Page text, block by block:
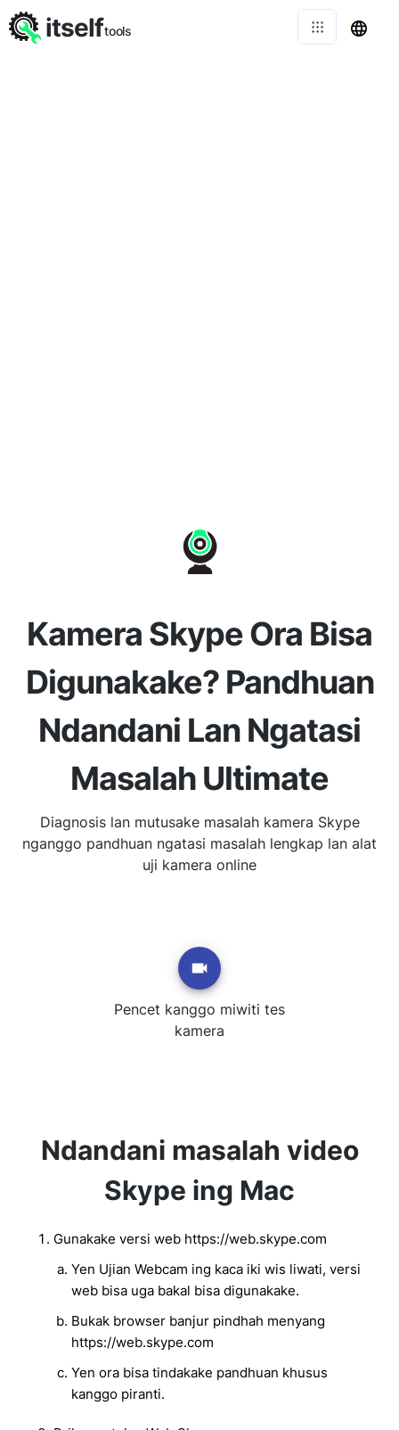
Kamera Skype Ora Bisa
Digunakake? Pandhuan
Ndandani Lan Ngatasi
Masalah Ultimate
Diagnosis lan mutusake masalah kamera Skype
nganggo pandhuan ngatasi masalah lengkap lan alat
uji kamera online
Pencet kanggo miwiti tes
kamera
Ndandani masalah video
Skype ing Mac
Gunakake versi web https://web.skype.com
Yen Ujian Webcam ing kaca iki wis liwati, versi
web bisa uga bakal bisa digunakake.
Bukak browser banjur pindhah menyang
https://web.skype.com
Yen ora bisa tindakake pandhuan khusus
kanggo piranti.
itselftools